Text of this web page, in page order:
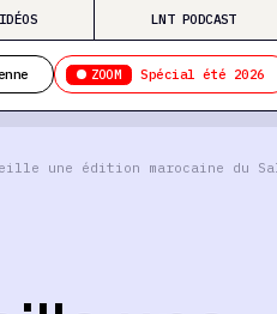
LNT PODCAST
ZOOM Spécial été 2026
une édition marocaine du